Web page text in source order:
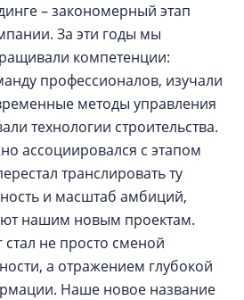
– закономерный этап
За эти годы мы
компетенции:
профессионалов, изучали
методы управления
технологии строительства.
ассоциировался с этапом
транслировать ту
и масштаб амбиций,
нашим новым проектам.
не просто сменой
а отражением глубокой
Наше новое название